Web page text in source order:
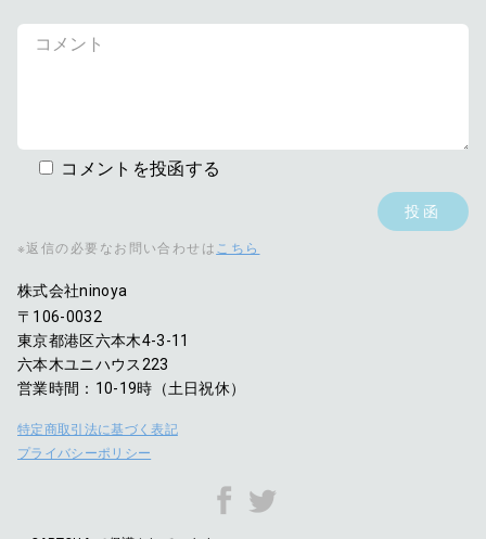
コメントを投函する
※返信の必要なお問い合わせは こちら
株式会社ninoya
〒106-0032
東京都港区六本木4-3-11
六本木ユニハウス223
営業時間：10-19時（土日祝休）
特定商取引法に基づく表記
プライバシーポリシー